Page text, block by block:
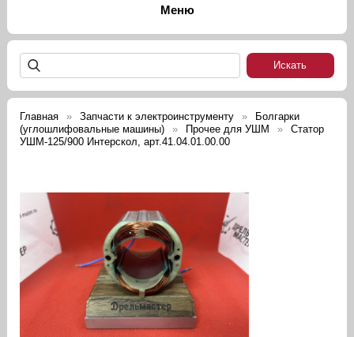
Главная Запчасти к электроинструменту
Болгарки
(углошлифовальные машины)
Прочее для УШМ
Статор
УШМ-125/900 Интерскол, арт.41.04.01.00.00